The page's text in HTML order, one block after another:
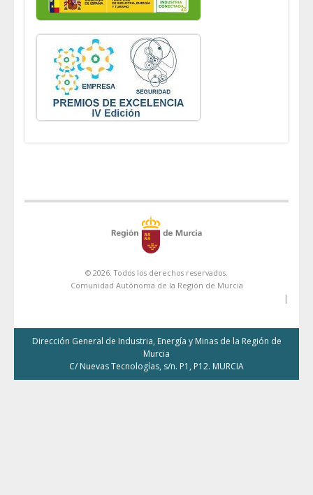
© 2026. Todos los derechos reservados.
Comunidad Autónoma de la Región de Murcia
|
Dirección General de Industria, Energía y Minas de la Región de
Murcia
C/ Nuevas Tecnologías, s/n. P1, P12. MURCIA